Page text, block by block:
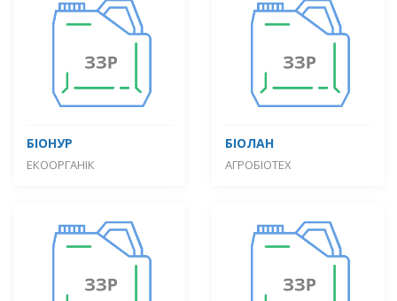
БІОНУР
ЕКООРГАНІК
БІОЛАН
АГРОБІОТЕХ